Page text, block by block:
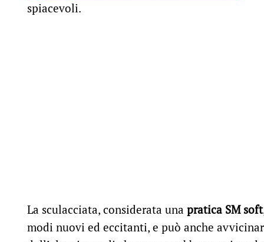
spiacevoli.
La sculacciata, considerata unapratica SM soft
modi nuovi ed eccitanti, e può anche